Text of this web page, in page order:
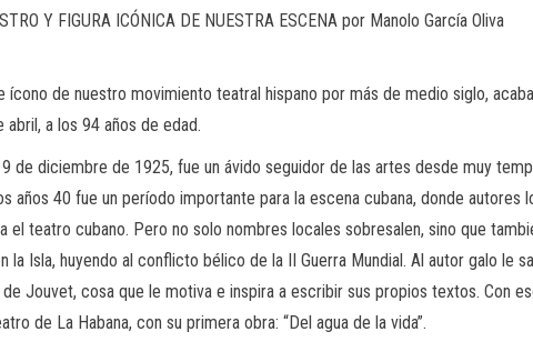
Y FIGURA ICÓNICA DE NUESTRA ESCENA por Manolo García Oliva
ícono de nuestro movimiento teatral hispano por más de medio siglo,
abril, a los 94 años de edad.
de diciembre de 1925, fue un ávido seguidor de las artes desde muy
años 40 fue un período importante para la escena cubana, donde
el teatro cubano. Pero no solo nombres locales sobresalen, sino que
la Isla, huyendo al conflicto bélico de la II Guerra Mundial. Al autor galo le
Jouvet, cosa que le motiva e inspira a escribir sus propios textos. Con
de La Habana, con su primera obra: “Del agua de la vida”.